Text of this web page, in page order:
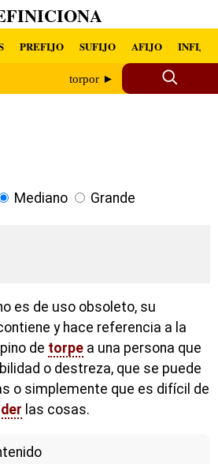
PREFIJO SUFIJO AFIJO INFIJO
torpor ►
Mediano Grande
es de uso obsoleto, su
y hace referencia a la
de torpe a una persona que
o destreza, que se puede
o simplemente que es difícil de
las cosas.